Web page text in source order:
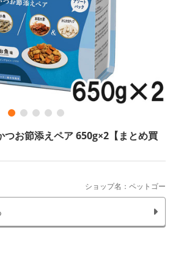
つお節添えペア 650g×2【まとめ買
ショップ名：ペットゴー